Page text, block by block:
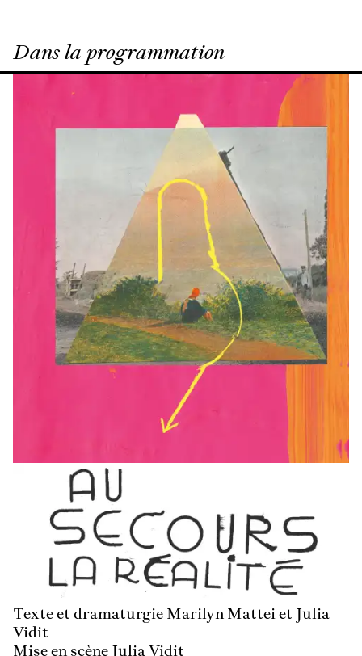
Dans la programmation
Texte et dramaturgie Marilyn Mattei et Julia
Vidit
Mise en scène Julia Vidit